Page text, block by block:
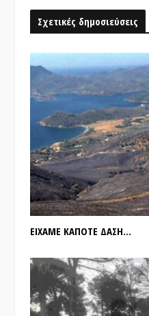
Σχετικές δημοσιεύσεις
ΕΙΧΑΜΕ ΚΑΠΟΤΕ ΔΑΣΗ…